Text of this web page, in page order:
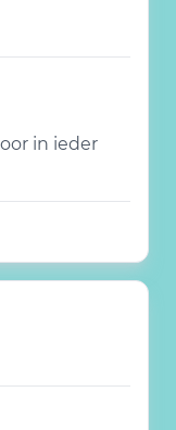
in ieder